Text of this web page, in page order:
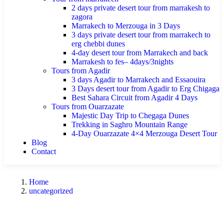
2 days private desert tour from marrakesh to
zagora
Marrakech to Merzouga in 3 Days
3 days private desert tour from marrakech to
erg chebbi dunes
4-day desert tour from Marrakech and back
Marrakesh to fes– 4days/3nights
Tours from Agadir
3 days Agadir to Marrakech and Essaouira
3 Days desert tour from Agadir to Erg Chigaga
Best Sahara Circuit from Agadir 4 Days
Tours from Ouarzazate
Majestic Day Trip to Chegaga Dunes
Trekking in Saghro Mountain Range
4-Day Ouarzazate 4×4 Merzouga Desert Tour
Blog
Contact
Home
uncategorized